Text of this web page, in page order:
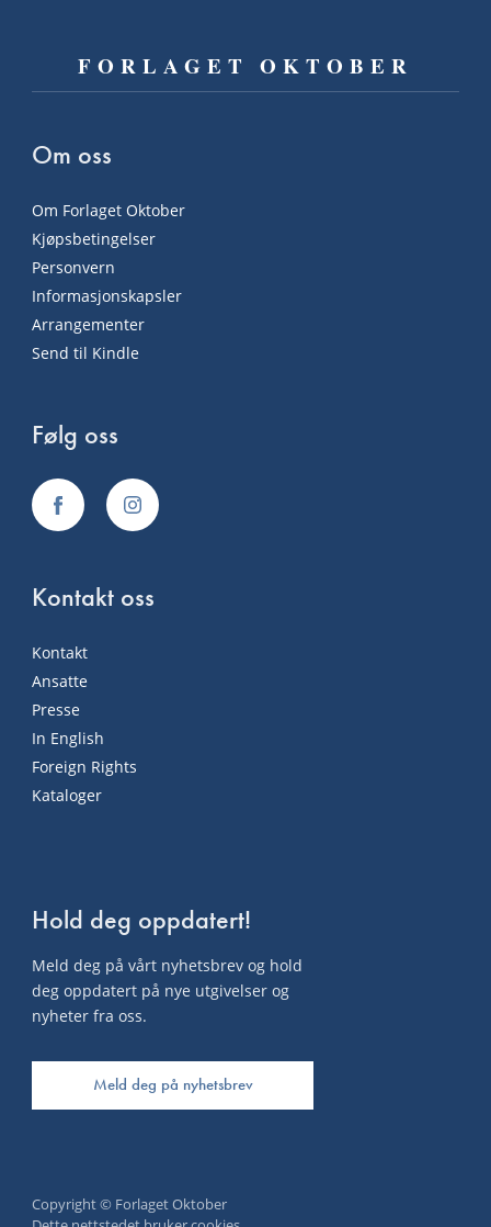
FORLAGET OKTOBER
Om oss
Om Forlaget Oktober
Kjøpsbetingelser
Personvern
Informasjonskapsler
Arrangementer
Send til Kindle
Følg oss
Kontakt oss
Kontakt
Ansatte
Presse
In English
Foreign Rights
Kataloger
Hold deg oppdatert!
Meld deg på vårt nyhetsbrev og hold
deg oppdatert på nye utgivelser og
nyheter fra oss.
Meld deg på nyhetsbrev
Copyright © Forlaget Oktober